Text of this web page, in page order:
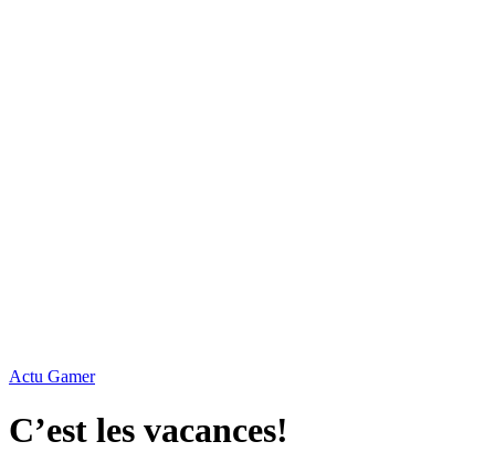
Actu Gamer
C’est les vacances!